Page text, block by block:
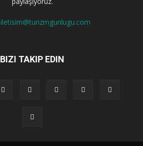
iletisim@turizmgunlugu.com
BIZI TAKIP EDIN